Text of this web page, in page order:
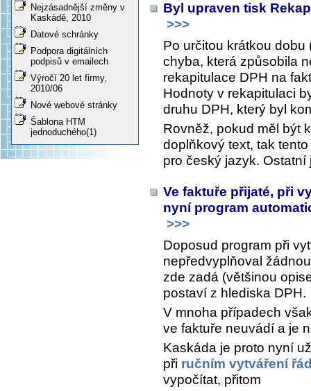
Nejzásadnější změny v
Kaskádě, 2010
Datové schránky
Podpora digitálních
podpisů v emailech
Výročí 20 let firmy,
2010/06
Nové webové stránky
Šablona HTM
jednoduchého(1)
Byl upraven tisk
>>>
Po určitou krátkou
chyba, která způsobila
rekapitulace DPH na
Hodnoty v rekapitulaci
druhu DPH, který byl
Rovněž, pokud měl být
doplňkový text, tak
pro český jazyk.
Ve faktuře přijaté, při
nyní program
>>>
Doposud program při
nepředvyplňoval
zde zadá (většinou
postaví z hlediska DPH.
V mnoha případech
ve faktuře neuvádí a je
Kaskáda je proto nyní
při ručním vytváření
vypočítat, přitom